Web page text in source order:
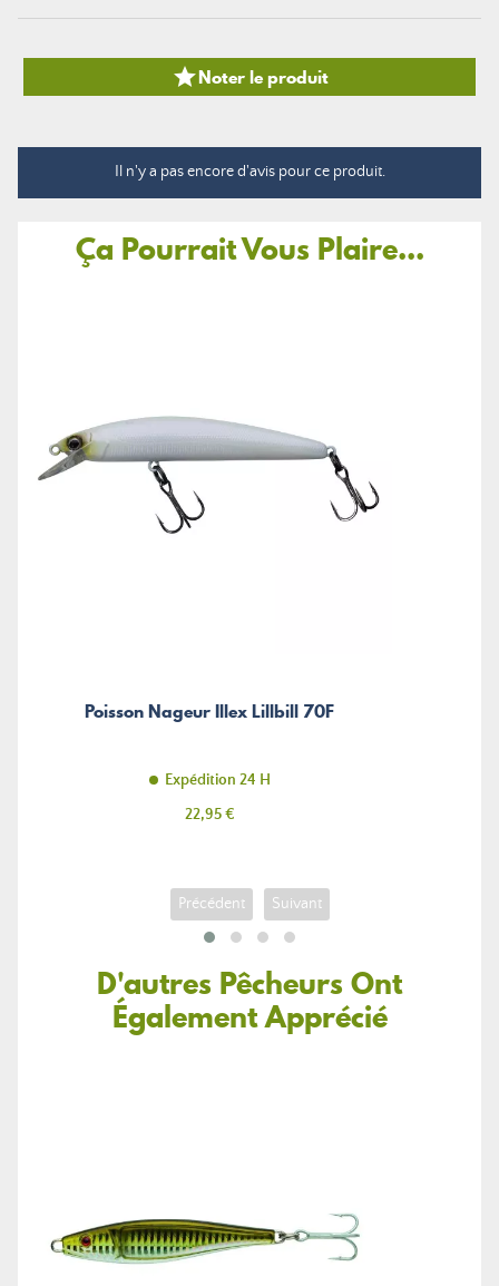
Noter le produit
Il n'y a pas encore d'avis pour ce produit.
Ça Pourrait Vous Plaire...
Poisson Nageur Illex Lillbill 70F
Expédition 24 H
Prix
22,95 €
Précédent Suivant
D'autres Pêcheurs Ont
Également Apprécié